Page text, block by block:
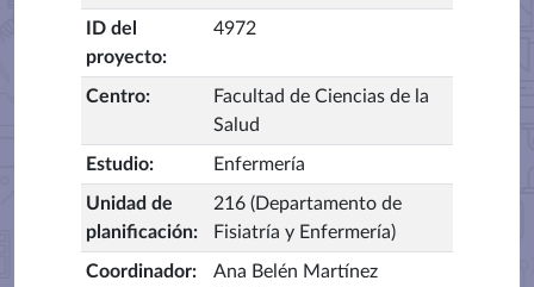
ID del
proyecto:
4972
Centro:
Facultad de Ciencias de la
Salud
Estudio: Enfermería
Unidad de
planificación:
216 (Departamento de
Fisiatría y Enfermería)
Coordinador:
Ana Belén Martínez